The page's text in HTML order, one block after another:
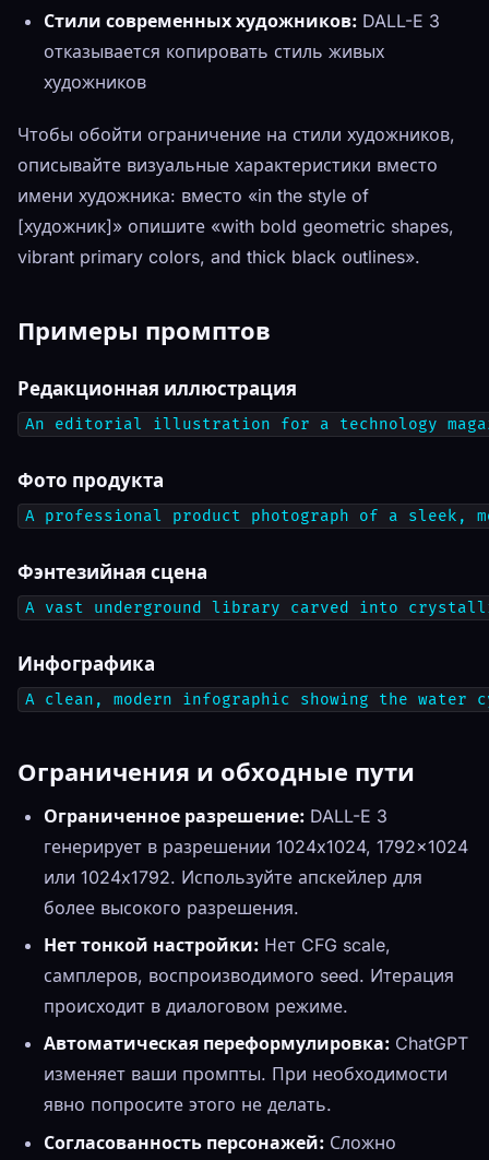
Стили современных художников: DALL-E 3
отказывается копировать стиль живых
художников
Чтобы обойти ограничение на стили художников,
описывайте визуальные характеристики вместо
имени художника: вместо «in the style of
[художник]» опишите «with bold geometric shapes,
vibrant primary colors, and thick black outlines».
Примеры промптов
Редакционная иллюстрация
An editorial illustration for a technology
Фото продукта
A professional product photograph of a
Фэнтезийная сцена
A vast underground library carved into
Инфографика
A clean, modern infographic showing the
Ограничения и обходные пути
Ограниченное разрешение: DALL-E 3
генерирует в разрешении 1024x1024, 1792x1024
или 1024x1792. Используйте апскейлер для
более высокого разрешения.
Нет тонкой настройки: Нет CFG scale,
самплеров, воспроизводимого seed. Итерация
происходит в диалоговом режиме.
Автоматическая переформулировка: ChatGPT
изменяет ваши промпты. При необходимости
явно попросите этого не делать.
Согласованность персонажей: Сложно